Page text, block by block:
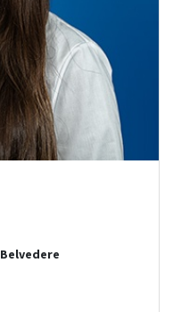
Belvedere